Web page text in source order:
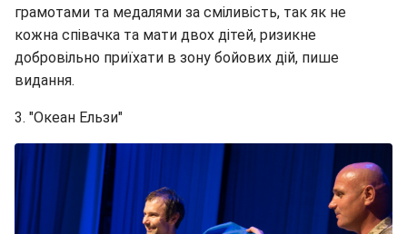
грамотами та медалями за сміливість, так як не
кожна співачка та мати двох дітей, ризикне
добровільно приїхати в зону бойових дій, пише
видання.
3. "Океан Ельзи"